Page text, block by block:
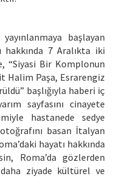
başlayan
7 Aralıkta iki
“Siyasi Bir Komplonun
Halim Paşa, Esrarengiz
başlığıyla haberi iç
sayfasını cinayete
hastanede sedye
basan İtalyan
hayatı hakkında
Roma’da gözlerden
ziyade kültürel ve